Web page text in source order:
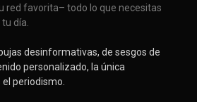
red favorita– todo lo que necesitas
día.
desinformativas, de sesgos de
personalizado, la única
periodismo.